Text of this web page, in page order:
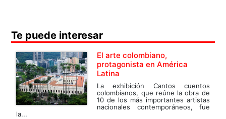
Te puede interesar
El arte colombiano,
protagonista en América
Latina
La exhibición Cantos cuentos
colombianos, que reúne la obra de
10 de los más importantes artistas
nacionales contemporáneos, fue
la...